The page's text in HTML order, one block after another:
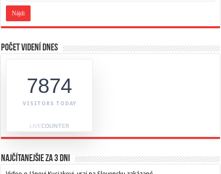
Počet videní dnes
7874
VISITORS TODAY
Najčítanejšie za 3 dni